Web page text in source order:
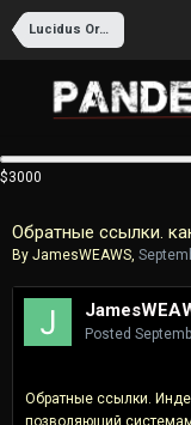
Lucidus Ordo Recruitment
$3000
Обратные ссылки.
By JamesWEAWS
Posted
Обратные ссылки.
позволяющий